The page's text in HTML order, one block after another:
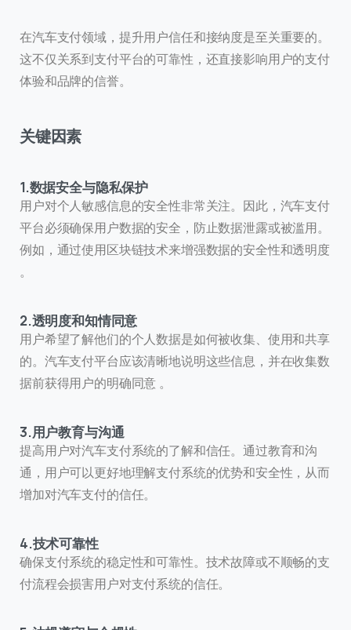
在汽车支付领域，提升用户信任和接纳度是至关重要的。
这不仅关系到支付平台的可靠性，还直接影响用户的支付
体验和品牌的信誉。
关键因素
1.数据安全与隐私保护
用户对个人敏感信息的安全性非常关注。因此，汽车支付
平台必须确保用户数据的安全，防止数据泄露或被滥用。
例如，通过使用区块链技术来增强数据的安全性和透明度
。
2.透明度和知情同意
用户希望了解他们的个人数据是如何被收集、使用和共享
的。汽车支付平台应该清晰地说明这些信息，并在收集数
据前获得用户的明确同意 。
3.用户教育与沟通
提高用户对汽车支付系统的了解和信任。通过教育和沟
通，用户可以更好地理解支付系统的优势和安全性，从而
增加对汽车支付的信任。
4.技术可靠性
确保支付系统的稳定性和可靠性。技术故障或不顺畅的支
付流程会损害用户对支付系统的信任。